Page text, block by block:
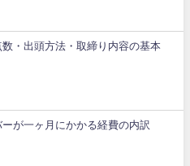
・出頭方法・取締り内容の基本
が一ヶ月にかかる経費の内訳